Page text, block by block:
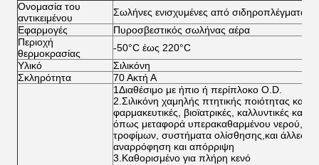
Ονομασία του
αντικειμένου
Σωλήνες ενισχυμένες από σιδηροπλέγματα
Εφαρμογές
Πυροσβεστικός σωλήνας αέρα
Περιοχή
θερμοκρασίας
-50°C έως 220°C
Υλικό
Σιλικόνη
Σκληρότητα
70 Ακτή Α
1Διαθέσιμο με ήπιο ή περίπλοκο O.D.
2.Σιλικόνη χαμηλής πτητικής ποιότητας
φαρμακευτικές, βιοϊατρικές, καλλυντικές και
όπως μεταφορά υπερακαθαρμένου νερού,
τροφίμων, συστήματα ολίσθησης,και άλλες
αναρρόφηση και απόρριψη
3.Καθορισμένο για πλήρη κενό